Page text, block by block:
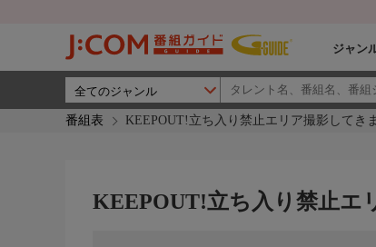
ジャン
番組表 KEEPOUT!立ち入り禁止エリア撮影してき
KEEPOUT!立ち入り禁止エ